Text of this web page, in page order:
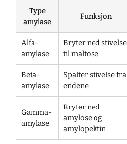
Type
amylase
Funksjon
Alfa-
amylase
Bryter ned stivelse
til maltose
Beta-
amylase
Spalter stivelse fra
endene
Gamma-
amylase
Bryter ned
amylose og
amylopektin